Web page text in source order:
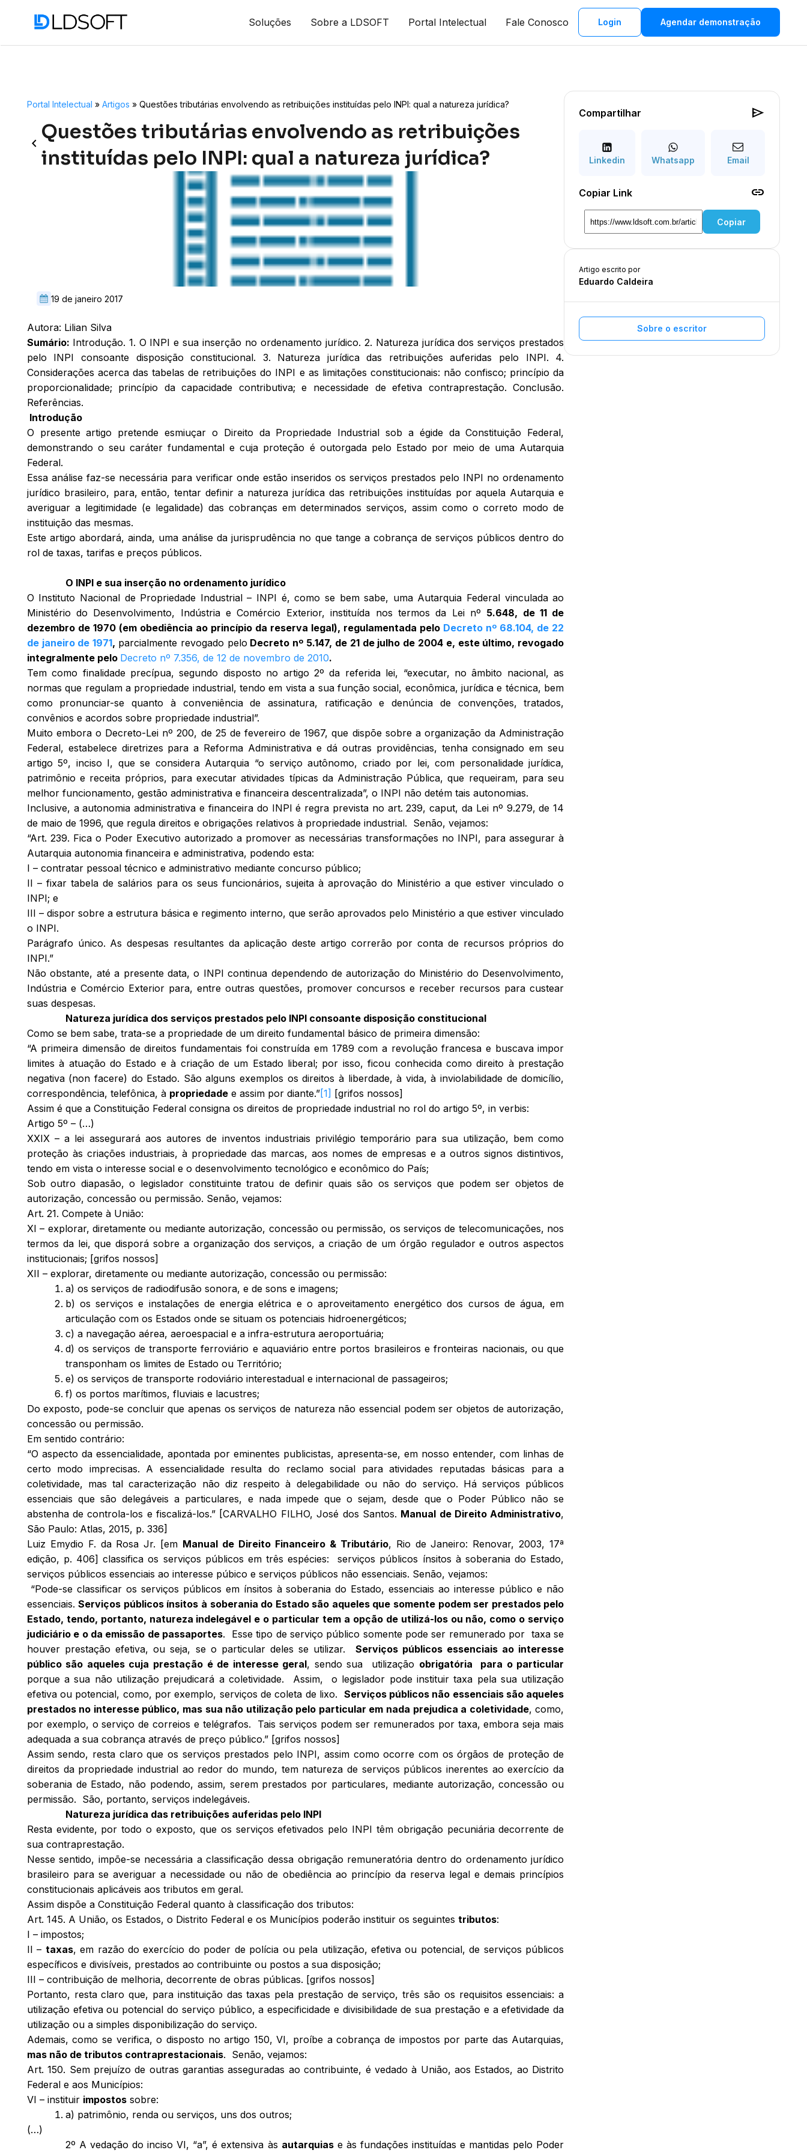
Soluções Sobre a LDSOFT Portal Intelectual Fale Conosco Login Agendar demonstração
Portal Intelectual » Artigos » Questões tributárias envolvendo as retribuições instituídas pelo INPI: qual a natureza jurídica?
keyboard_arrow_left Questões tributárias envolvendo as retribuições
instituídas pelo INPI: qual a natureza jurídica?
19 de janeiro 2017
Autora: Lilian Silva
Sumário: Introdução. 1. O INPI e sua inserção no ordenamento jurídico. 2. Natureza jurídica dos serviços prestados
pelo INPI consoante disposição constitucional. 3. Natureza jurídica das retribuições auferidas pelo INPI. 4.
Considerações acerca das tabelas de retribuições do INPI e as limitações constitucionais: não confisco; princípio da
proporcionalidade; princípio da capacidade contributiva; e necessidade de efetiva contraprestação. Conclusão.
Referências.
Introdução
O presente artigo pretende esmiuçar o Direito da Propriedade Industrial sob a égide da Constituição Federal,
demonstrando o seu caráter fundamental e cuja proteção é outorgada pelo Estado por meio de uma Autarquia
Federal.
Essa análise faz-se necessária para verificar onde estão inseridos os serviços prestados pelo INPI no ordenamento
jurídico brasileiro, para, então, tentar definir a natureza jurídica das retribuições instituídas por aquela Autarquia e
averiguar a legitimidade (e legalidade) das cobranças em determinados serviços, assim como o correto modo de
instituição das mesmas.
Este artigo abordará, ainda, uma análise da jurisprudência no que tange a cobrança de serviços públicos dentro do
rol de taxas, tarifas e preços públicos.
O INPI e sua inserção no ordenamento jurídico
O Instituto Nacional de Propriedade Industrial – INPI é, como se bem sabe, uma Autarquia Federal vinculada ao
Ministério do Desenvolvimento, Indústria e Comércio Exterior, instituída nos termos da Lei nº 5.648, de 11 de
dezembro de 1970 (em obediência ao princípio da reserva legal), regulamentada pelo Decreto nº 68.104, de 22
de janeiro de 1971, parcialmente revogado pelo Decreto nº 5.147, de 21 de julho de 2004 e, este último, revogado
integralmente pelo Decreto nº 7.356, de 12 de novembro de 2010.
Tem como finalidade precípua, segundo disposto no artigo 2º da referida lei, “executar, no âmbito nacional, as
normas que regulam a propriedade industrial, tendo em vista a sua função social, econômica, jurídica e técnica, bem
como pronunciar-se quanto à conveniência de assinatura, ratificação e denúncia de convenções, tratados,
convênios e acordos sobre propriedade industrial”.
Muito embora o Decreto-Lei nº 200, de 25 de fevereiro de 1967, que dispõe sobre a organização da Administração
Federal, estabelece diretrizes para a Reforma Administrativa e dá outras providências, tenha consignado em seu
artigo 5º, inciso I, que se considera Autarquia “o serviço autônomo, criado por lei, com personalidade jurídica,
patrimônio e receita próprios, para executar atividades típicas da Administração Pública, que requeiram, para seu
melhor funcionamento, gestão administrativa e financeira descentralizada”, o INPI não detém tais autonomias.
Inclusive, a autonomia administrativa e financeira do INPI é regra prevista no art. 239,caput, da Lei nº 9.279, de 14
de maio de 1996, que regula direitos e obrigações relativos à propriedade industrial. Senão, vejamos:
“Art. 239. Fica o Poder Executivo autorizado a promover as necessárias transformações no INPI, para assegurar à
Autarquia autonomia financeira e administrativa, podendo esta:
I – contratar pessoal técnico e administrativo mediante concurso público;
II – fixar tabela de salários para os seus funcionários, sujeita à aprovação do Ministério a que estiver vinculado o
INPI; e
III – dispor sobre a estrutura básica e regimento interno, que serão aprovados pelo Ministério a que estiver vinculado
o INPI.
Parágrafo único. As despesas resultantes da aplicação deste artigo correrão por conta de recursos próprios do
INPI.”
Não obstante, até a presente data, o INPI continua dependendo de autorização do Ministério do Desenvolvimento,
Indústria e Comércio Exterior para, entre outras questões, promover concursos e receber recursos para custear
suas despesas.
Natureza jurídica dos serviços prestados pelo INPI consoante disposição constitucional
Como se bem sabe, trata-se a propriedade de um direito fundamental básico de primeira dimensão:
“A primeira dimensão de direitos fundamentais foi construída em 1789 com a revolução francesa e buscava impor
limites à atuação do Estado e à criação de um Estado liberal; por isso, ficou conhecida como direito à prestação
negativa (non facere) do Estado. São alguns exemplos os direitos à liberdade, à vida, à inviolabilidade de domicílio,
correspondência, telefônica, à propriedadee assim por diante.”[1] [grifos nossos]
Assim é que a Constituição Federal consigna os direitos de propriedade industrial no rol do artigo 5º, in verbis:
Artigo 5º – (…)
XXIX – a lei assegurará aos autores de inventos industriais privilégio temporário para sua utilização, bem como
proteção às criações industriais, à propriedade das marcas, aos nomes de empresas e a outros signos distintivos,
tendo em vista o interesse social e o desenvolvimento tecnológico e econômico do País;
Sob outro diapasão, o legislador constituinte tratou de definir quais são os serviços que podem ser objetos de
autorização, concessão ou permissão. Senão, vejamos:
Art. 21. Compete à União:
XI – explorar, diretamente ou mediante autorização, concessão ou permissão, os serviços de telecomunicações, nos
termos da lei, que disporá sobre a organização dos serviços, a criação de um órgão regulador e outros aspectos
institucionais; [grifos nossos]
XII – explorar, diretamente ou mediante autorização, concessão ou permissão:
a) os serviços de radiodifusão sonora, e de sons e imagens;
b) os serviços e instalações de energia elétrica e o aproveitamento energético dos cursos de água, em
articulação com os Estados onde se situam os potenciais hidroenergéticos;
c) a navegação aérea, aeroespacial e a infra-estrutura aeroportuária;
d) os serviços de transporte ferroviário e aquaviário entre portos brasileiros e fronteiras nacionais, ou que
transponham os limites de Estado ou Território;
e) os serviços de transporte rodoviário interestadual e internacional de passageiros;
f) os portos marítimos, fluviais e lacustres;
Do exposto, pode-se concluir que apenas os serviços de natureza não essencial podem ser objetos de autorização,
concessão ou permissão.
Em sentido contrário:
“O aspecto da essencialidade, apontada por eminentes publicistas, apresenta-se, em nosso entender, com linhas de
certo modo imprecisas. A essencialidade resulta do reclamo social para atividades reputadas básicas para a
coletividade, mas tal caracterização não diz respeito à delegabilidade ou não do serviço. Há serviços públicos
essenciais que são delegáveis a particulares, e nada impede que o sejam, desde que o Poder Público não se
abstenha de controla-los e fiscalizá-los.” [CARVALHO FILHO, José dos Santos. Manual de Direito Administrativo,
São Paulo: Atlas, 2015, p. 336]
Luiz Emydio F. da Rosa Jr. [em Manual de Direito Financeiro & Tributário, Rio de Janeiro: Renovar, 2003, 17ª
edição, p. 406] classifica os serviços públicos em três espécies: serviços públicos ínsitos à soberania do Estado,
serviços públicos essenciais ao interesse púbico e serviços públicos não essenciais. Senão, vejamos:
“Pode-se classificar os serviços públicos em ínsitos à soberania do Estado, essenciais ao interesse público e não
essenciais.Serviços públicos ínsitos à soberania do Estado são aqueles que somente podem ser prestados pelo
Estado, tendo, portanto, natureza indelegável e o particular tem a opção de utilizá-los ou não, como o serviço
judiciário e o da emissão de passaportes. Esse tipo de serviço público somente pode ser remunerado por taxa se
houver prestação efetiva, ou seja, se o particular deles se utilizar. Serviços públicos essenciais ao interesse
público são aqueles cuja prestação é de interesse geral, sendo sua utilização obrigatória para o particular
porque a sua não utilização prejudicará a coletividade. Assim, o legislador pode instituir taxa pela sua utilização
efetiva ou potencial, como, por exemplo, serviços de coleta de lixo. Serviços públicos não essenciais são aqueles
prestados no interesse público, mas sua não utilização pelo particular em nada prejudica a coletividade, como,
por exemplo, o serviço de correios e telégrafos. Tais serviços podem ser remunerados por taxa, embora seja mais
adequada a sua cobrança através de preço público.” [grifos nossos]
Assim sendo, resta claro que os serviços prestados pelo INPI, assim como ocorre com os órgãos de proteção de
direitos da propriedade industrial ao redor do mundo, tem natureza de serviços públicos inerentes ao exercício da
soberania de Estado, não podendo, assim, serem prestados por particulares, mediante autorização, concessão ou
permissão. São, portanto, serviços indelegáveis.
Natureza jurídica das retribuições auferidas pelo INPI
Resta evidente, por todo o exposto, que os serviços efetivados pelo INPI têm obrigação pecuniária decorrente de
sua contraprestação.
Nesse sentido, impõe-se necessária a classificação dessa obrigação remuneratória dentro do ordenamento jurídico
brasileiro para se averiguar a necessidade ou não de obediência ao princípio da reserva legal e demais princípios
constitucionais aplicáveis aos tributos em geral.
Assim dispõe a Constituição Federal quanto à classificação dos tributos:
Art. 145. A União, os Estados, o Distrito Federal e os Municípios poderão instituir os seguintes tributos:
I – impostos;
II – taxas, em razão do exercício do poder de polícia ou pela utilização, efetiva ou potencial, de serviços públicos
específicos e divisíveis, prestados ao contribuinte ou postos a sua disposição;
III – contribuição de melhoria, decorrente de obras públicas. [grifos nossos]
Portanto, resta claro que, para instituição das taxas pela prestação de serviço, três são os requisitos essenciais: a
utilização efetiva ou potencial do serviço público, a especificidade e divisibilidade de sua prestação e a efetividade da
utilização ou a simples disponibilização do serviço.
Ademais, como se verifica, o disposto no artigo 150, VI, proíbe a cobrança de impostos por parte das Autarquias,
mas não de tributos contraprestacionais. Senão, vejamos:
Art. 150. Sem prejuízo de outras garantias asseguradas ao contribuinte, é vedado à União, aos Estados, ao Distrito
Federal e aos Municípios:
VI – instituir impostossobre:
a) patrimônio, renda ou serviços, uns dos outros;
(…)
2º A vedação do inciso VI, “a”, é extensiva às autarquiase às fundações instituídas e mantidas pelo Poder
Compartilhar send
Linkedin Whatsapp Email
Copiar Link link
Copiar
Artigo escrito por
Eduardo Caldeira
Sobre o escritor